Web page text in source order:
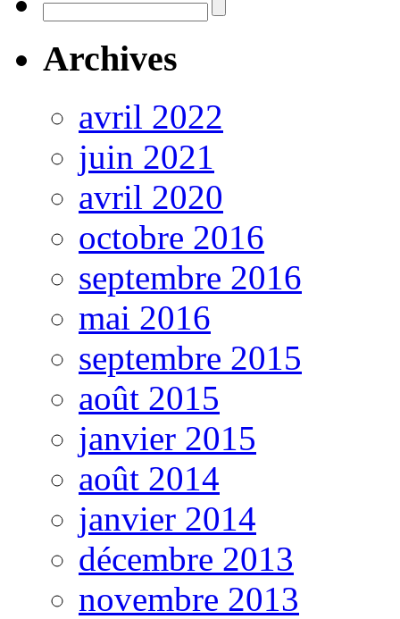
Archives
avril 2022
juin 2021
avril 2020
octobre 2016
septembre 2016
mai 2016
septembre 2015
août 2015
janvier 2015
août 2014
janvier 2014
décembre 2013
novembre 2013